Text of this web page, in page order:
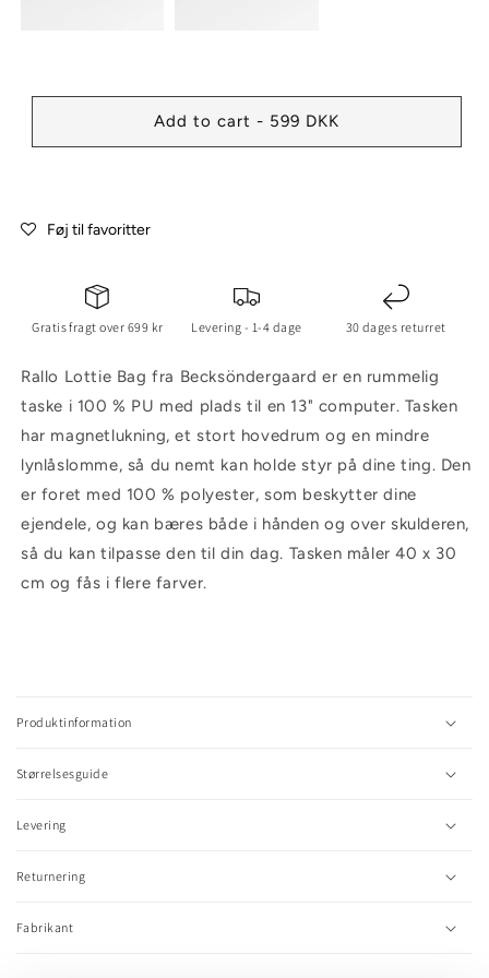
Add to cart - 599 DKK
Føj til favoritter
Gratis fragt over 699 kr Levering - 1-4 dage 30 dages returret
Rallo Lottie Bag fra Becksöndergaard er en rummelig
taske i 100 % PU med plads til en 13" computer. Tasken
har magnetlukning, et stort hovedrum og en mindre
lynlåslomme, så du nemt kan holde styr på dine ting. Den
er foret med 100 % polyester, som beskytter dine
ejendele, og kan bæres både i hånden og over skulderen,
så du kan tilpasse den til din dag. Tasken måler 40 x 30
cm og fås i flere farver.
l
a
p
i
l
c
o
Produktinformation
Størrelsesguide
Levering
Returnering
Fabrikant